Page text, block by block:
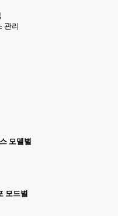
관리
모델별
모드별